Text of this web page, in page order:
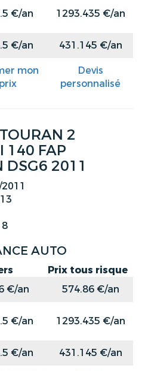
€/an 1293.435 €/an
€/an 431.145 €/an
mon
prix
Devis
personnalisé
2
140 FAP
DSG6 2011
8
AUTO
Prix tous risque
€/an
574.86 €/an
€/an 1293.435 €/an
€/an 431.145 €/an